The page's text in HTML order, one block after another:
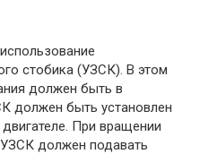
стобика (УЗСК). В этом
должен быть в
должен быть установлен
При вращении
УЗСК должен подавать